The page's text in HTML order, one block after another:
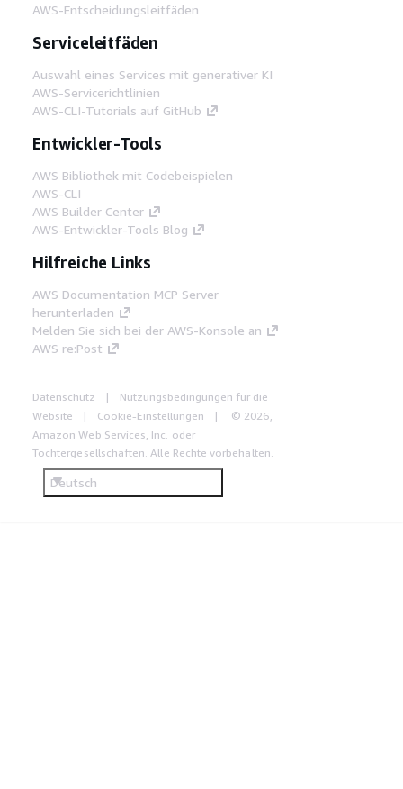
AWS-Entscheidungsleitfäden
Serviceleitfäden
Auswahl eines Services mit generativer KI
AWS-Servicerichtlinien
AWS-CLI-Tutorials auf GitHub
Entwickler-Tools
AWS Bibliothek mit Codebeispielen
AWS-CLI
AWS Builder Center
AWS-Entwickler-Tools Blog
Hilfreiche Links
AWS Documentation MCP Server
herunterladen
Melden Sie sich bei der AWS-Konsole an
AWS re:Post
Datenschutz
Nutzungsbedingungen für die
Website
Cookie-Einstellungen
© 2026,
Amazon Web Services, Inc. oder
Tochtergesellschaften. Alle Rechte vorbehalten.
Deutsch